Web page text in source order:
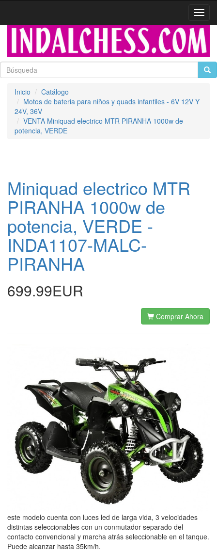
Inicio
Catálogo
Motos de bateria para niños y quads infantiles - 6V 12V Y
24V, 36V
VENTA Miniquad electrico MTR PIRANHA 1000w de
potencia, VERDE
Miniquad electrico MTR
PIRANHA 1000w de
potencia, VERDE -
INDA1107-MALC-
PIRANHA
699.99EUR
Comprar Ahora
este modelo cuenta con luces led de larga vida, 3 velocidades
distintas seleccionables con un conmutador separado del
contacto convencional y marcha atrás seleccionable en el tanque.
Puede alcanzar hasta 35km/h.